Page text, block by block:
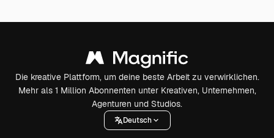
Die kreative Plattform, um deine beste Arbeit zu verwirklichen.
Mehr als 1 Million Abonnenten unter Kreativen, Unternehmen,
Agenturen und Studios.
Deutsch